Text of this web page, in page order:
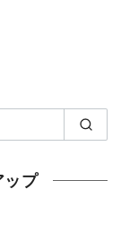
ップ